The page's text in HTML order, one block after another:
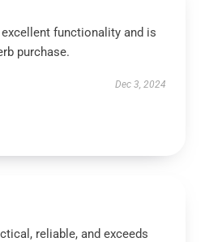
functionality and is
purchase.
Dec 3, 2024
reliable, and exceeds